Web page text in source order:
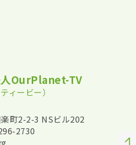
OurPlanet-TV
ィービー）
町2-2-3 NSビル202
2730